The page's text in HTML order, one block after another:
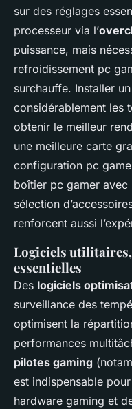
sur des réglages
processeur via l’
puissance, mais
refroidissement pc
surchauffe. Installer
considérablement les
obtenir le meilleur
une meilleure carte
configuration pc
boîtier pc gamer avec
sélection
renforcent aussi
Logiciels
essentielles
Des logiciels
surveillance des
optimisent la
performances
pilotes gaming
est indispensable
hardware gaming et